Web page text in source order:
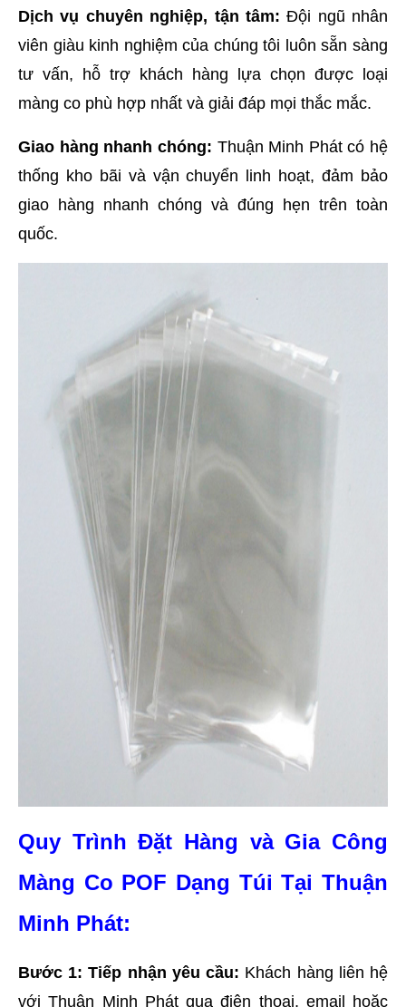
Dịch vụ chuyên nghiệp, tận tâm: Đội ngũ nhân
viên giàu kinh nghiệm của chúng tôi luôn sẵn sàng
tư vấn, hỗ trợ khách hàng lựa chọn được loại
màng co phù hợp nhất và giải đáp mọi thắc mắc.
Giao hàng nhanh chóng: Thuận Minh Phát có hệ
thống kho bãi và vận chuyển linh hoạt, đảm bảo
giao hàng nhanh chóng và đúng hẹn trên toàn
quốc.
Quy Trình Đặt Hàng và Gia Công
Màng Co POF Dạng Túi Tại Thuận
Minh Phát:
Bước 1: Tiếp nhận yêu cầu: Khách hàng liên hệ
với Thuận Minh Phát qua điện thoại, email hoặc